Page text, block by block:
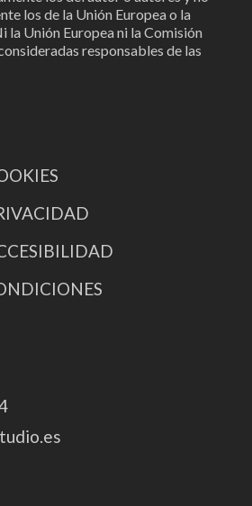
los de la Unión Europea o la
la Unión Europea ni la Comisión
responsables de las